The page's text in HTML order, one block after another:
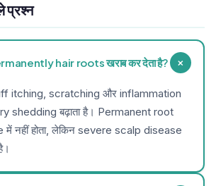
प्रश्न
hair roots खराब कर देता है? +
itching, scratching और inflammation
shedding बढ़ाता है। Permanent root
नहीं होता, लेकिन severe scalp disease